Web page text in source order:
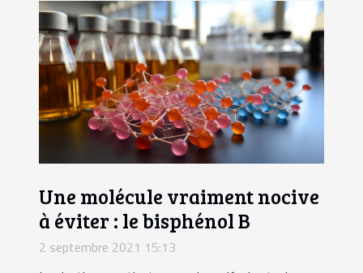
Une molécule vraiment nocive
à éviter : le bisphénol B
2 septembre 2021 15:13